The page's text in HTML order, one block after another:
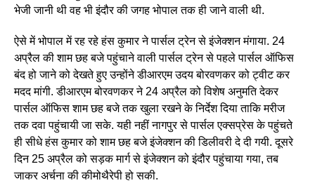
भेजी जानी थी वह भी इंदौर की जगह भोपाल तक ही जाने वाली थी.
ऐसे में भोपाल में रह रहे हंस कुमार ने पार्सल ट्रेन से इंजेक्शन मंगाया. 24
अप्रैल की शाम छह बजे पहुंचाने वाली पार्सल ट्रेन से पहले पार्सल ऑफिस
बंद हो जाने को देखते हुए उन्होंने डीआरएम उदय बोरवणकर को ट्वीट कर
मदद मांगी. डीआरएम बोरवणकर ने 24 अप्रैल को विशेष अनुमति देकर
पार्सल ऑफिस शाम छह बजे तक खुला रखने के निर्देश दिया ताकि मरीज
तक दवा पहुंचायी जा सके. यही नहीं नागपुर से पार्सल एक्सप्रेस के पहुंचते
ही सीधे हंस कुमार को शाम छह बजे इंजेक्शन की डिलीवरी दे दी गयी. दूसरे
दिन 25 अप्रैल को सड़क मार्ग से इंजेक्शन को इंदौर पहुंचाया गया, तब
जाकर अर्चना की कीमोथैरेपी हो सकी.